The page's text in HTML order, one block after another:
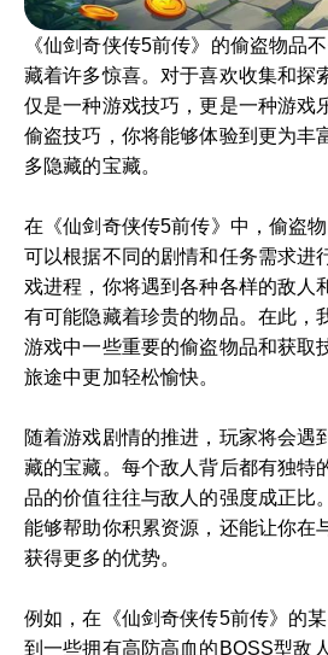
《仙剑奇侠传5前传》的偷盗物品
藏着许多惊喜。对于喜欢收集和探
仅是一种游戏技巧，更是一种游戏
偷盗技巧，你将能够体验到更为丰
多隐藏的宝藏。
在《仙剑奇侠传5前传》中，偷盗
可以根据不同的剧情和任务需求进
戏进程，你将遇到各种各样的敌人
有可能隐藏着珍贵的物品。在此，
游戏中一些重要的偷盗物品和获取
旅途中更加轻松愉快。
随着游戏剧情的推进，玩家将会遇
藏的宝藏。每个敌人背后都有独特
品的价值往往与敌人的强度成正比
能够帮助你积累资源，还能让你在
获得更多的优势。
例如，在《仙剑奇侠传5前传》的
到一些拥有高防高血的BOSS型敌